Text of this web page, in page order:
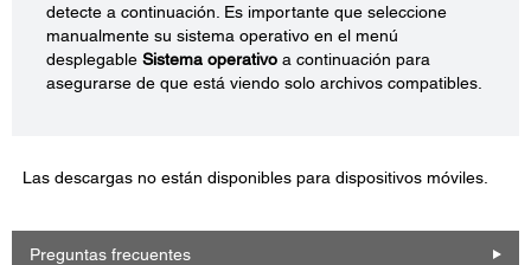
detecte a continuación. Es importante que seleccione
manualmente su sistema operativo en el menú
desplegable Sistema operativo a continuación para
asegurarse de que está viendo solo archivos compatibles.
Las descargas no están disponibles para dispositivos móviles.
Preguntas frecuentes